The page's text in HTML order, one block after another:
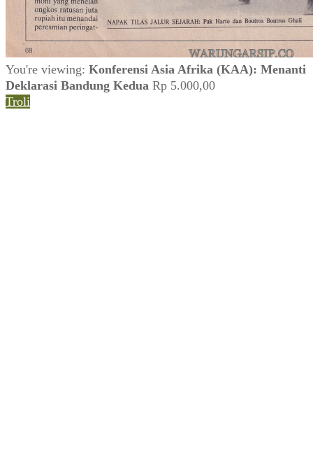
You're viewing: Konferensi Asia Afrika (KAA): Menanti
Deklarasi Bandung Kedua Rp 5.000,00
Troli